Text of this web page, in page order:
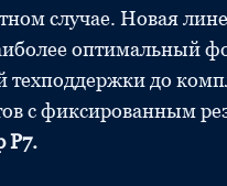
случае. Новая
оптимальный
техподдержки до
с фиксированным
Р7.